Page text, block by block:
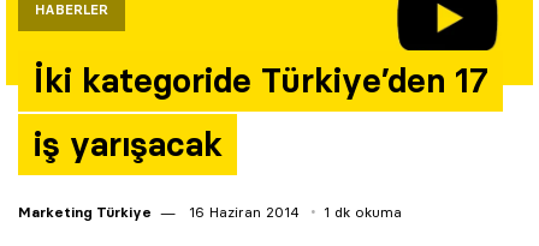
HABERLER
İki kategoride Türkiye’den 17
iş yarışacak
Marketing Türkiye 16 Haziran 2014 1 dk okuma
Yazarlar
Araştırma